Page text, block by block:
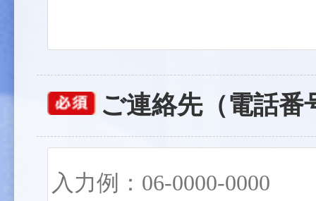
ご連絡先（電話番